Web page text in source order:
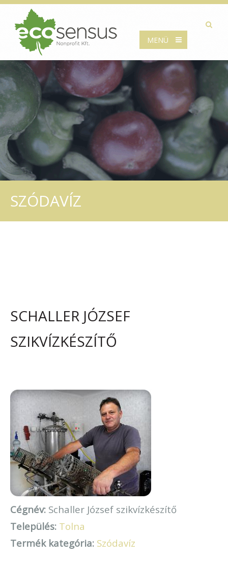
MENÜ
SZÓDAVÍZ
SCHALLER JÓZSEF
SZIKVÍZKÉSZÍTŐ
Cégnév: Schaller József szikvízkészítő
Település: Tolna
Termék kategória: Szódavíz